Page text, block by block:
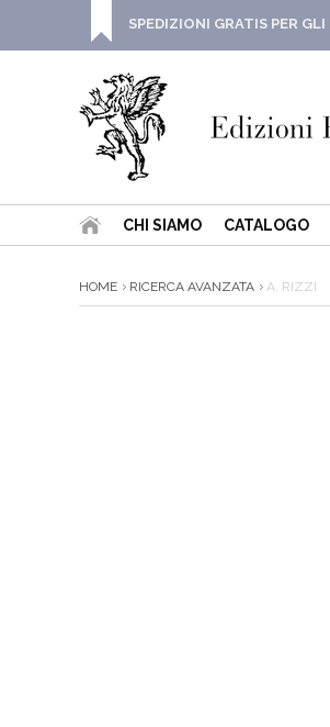
SPEDIZIONI GRATIS PER
CHI SIAMO CATALOGO
HOME RICERCA AVANZATA A. RIZZI